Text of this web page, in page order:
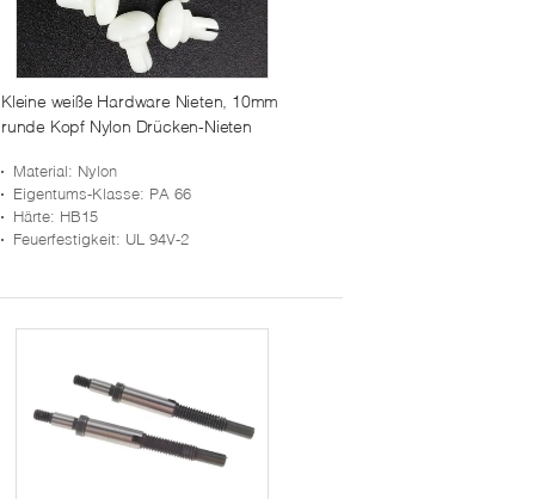
Kleine weiße Hardware Nieten, 10mm
runde Kopf Nylon Drücken-Nieten
Material: Nylon
Eigentums-Klasse: PA 66
Härte: HB15
Feuerfestigkeit: UL 94V-2